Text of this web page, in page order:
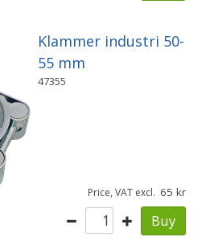
Klammer industri 50-
55 mm
47355
Price, VAT excl. 65
Buy